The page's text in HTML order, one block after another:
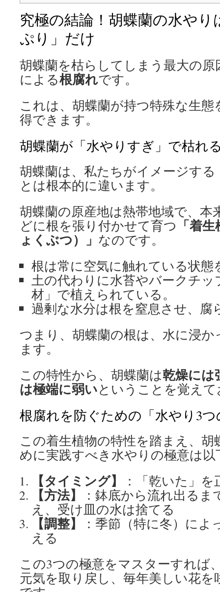
究極の結論！胡蝶蘭の水や
ぷり」だけ
胡蝶蘭を枯らしてしまう最大の
による根腐れです。
これは、胡蝶蘭が持つ特殊な生
得できます。
胡蝶蘭が「水やりすぎ」で枯れ
胡蝶蘭は、私たちがイメージす
とは根本的に違います。
胡蝶蘭の原産地は熱帯地域で、本
どに根を張り付かせて育つ 「着
ょくぶつ）」 なのです。
根は常に空気に触れている状態
土の代わりに水苔やバークチ
材」で植えられている。
過剰な水分は根を窒息させ、腐
つまり、胡蝶蘭の根は、水に浸
ます。
この特性から、胡蝶蘭は乾燥には
は極端に弱いということを覚え
根腐れを防ぐための「水やり3
この着生植物の特性を踏まえ、
めに実践すべき水やりの極意は
【タイミング】 ：「乾いた」
【方法】
：鉢底から流れ出る
え、受け皿の水は捨てる
【調整】
：季節（特に冬）に
える
この3つの極意をマスターすれば
元気を取り戻し、毎年美しい花